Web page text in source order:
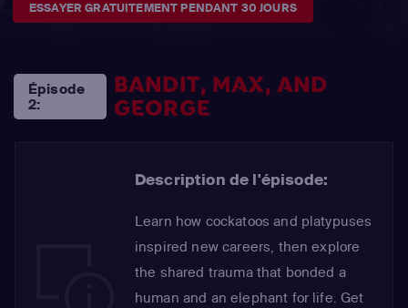
ESSAYER GRATUITEMENT PENDANT 30 JOURS
Épisode
2:
BANDIT, MAX, AND
GEORGE
Description de l'épisode:
Learn how cockatoos and platypuses
inspired new careers, then explore
the shared trauma that bonded a
human and an elephant for life. Get